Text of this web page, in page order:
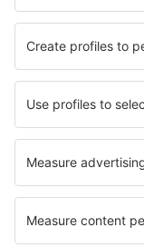
Cele mai bune locuri
Cazare în Astrakerí
Cazare în Mangilao
Cele mai bune